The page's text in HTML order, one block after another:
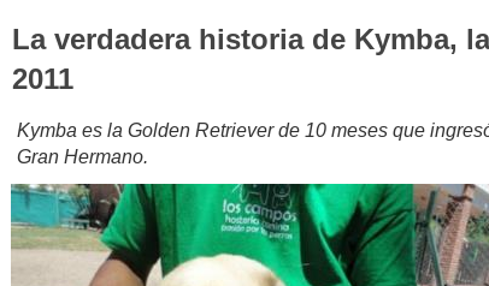
La verdadera historia de Kymba,
2011
Kymba es la Golden Retriever de 10 meses que
Gran Hermano.